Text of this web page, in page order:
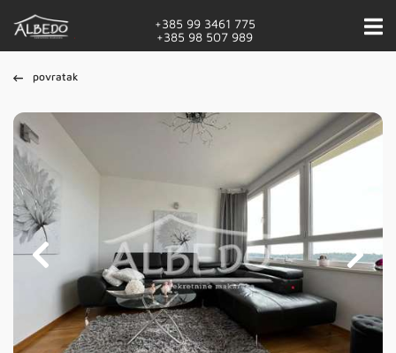
+385 99 3461 775
+385 98 507 989
povratak